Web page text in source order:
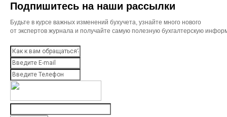
Подпишитесь на наши рассылки
Будьте в курсе важных изменений бухучета, узнайте много нового
от экспертов журнала и получайте самую полезную бухгалтерскую